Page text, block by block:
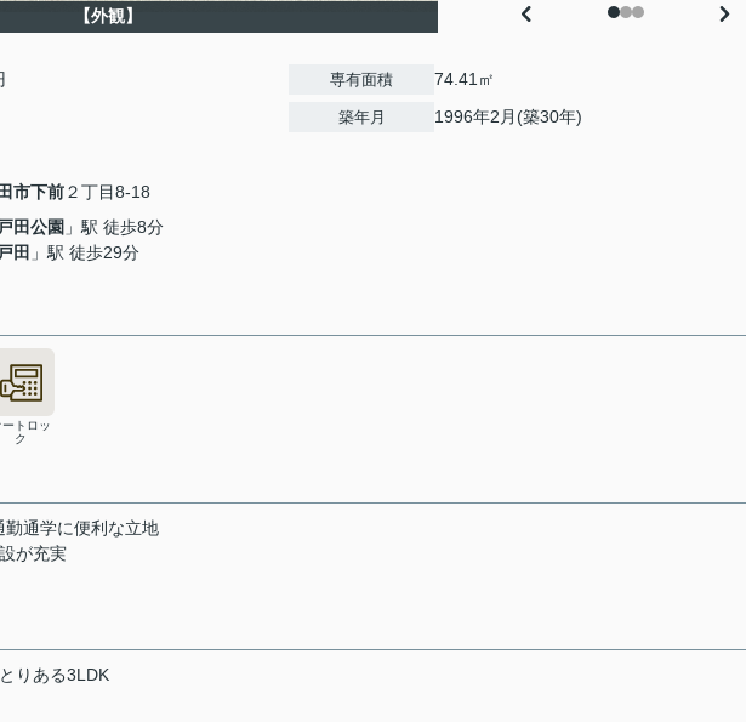
【外観】
市下前２丁目8-18
戸田公園 」駅 徒歩8分
戸田 」駅 徒歩29分
専有面積 74.41㎡
築年月 1996年2月(築30年)
ートロッ
ク
通学に便利な立地
が充実
りある3LDK